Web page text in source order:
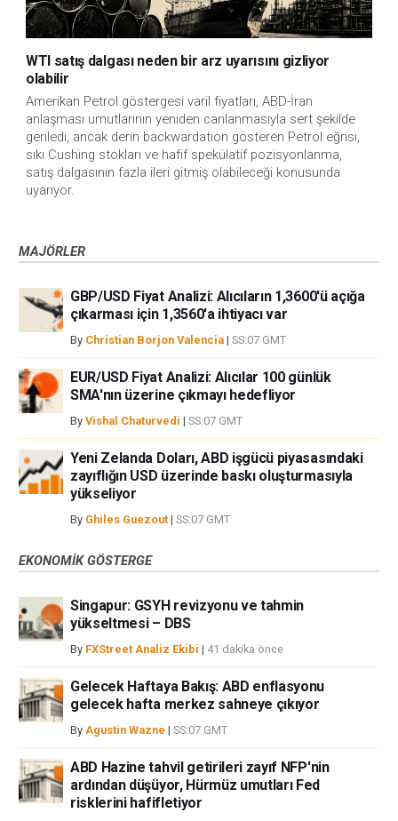
WTI satış dalgası neden bir arz uyarısını gizliyor
olabilir
Amerikan Petrol göstergesi varil fiyatları, ABD-İran
anlaşması umutlarının yeniden canlanmasıyla sert şekilde
geriledi, ancak derin backwardation gösteren Petrol eğrisi,
sıkı Cushing stokları ve hafif spekülatif pozisyonlanma,
satış dalgasının fazla ileri gitmiş olabileceği konusunda
uyarıyor.
MAJÖRLER
GBP/USD Fiyat Analizi: Alıcıların 1,3600'ü açığa
çıkarması için 1,3560'a ihtiyacı var
By Christian Borjon Valencia | SS:07 GMT
EUR/USD Fiyat Analizi: Alıcılar 100 günlük
SMA'nın üzerine çıkmayı hedefliyor
By Vishal Chaturvedi | SS:07 GMT
Yeni Zelanda Doları, ABD işgücü piyasasındaki
zayıflığın USD üzerinde baskı oluşturmasıyla
yükseliyor
By Ghiles Guezout | SS:07 GMT
EKONOMIK GÖSTERGE
Singapur: GSYH revizyonu ve tahmin
yükseltmesi – DBS
By FXStreet Analiz Ekibi | 41 dakika önce
Gelecek Haftaya Bakış: ABD enflasyonu
gelecek hafta merkez sahneye çıkıyor
By Agustin Wazne | SS:07 GMT
ABD Hazine tahvil getirileri zayıf NFP'nin
ardından düşüyor, Hürmüz umutları Fed
risklerini hafifletiyor